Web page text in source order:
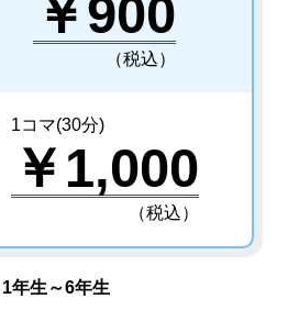
￥900
（税込）
1コマ(30分)
￥1,000
（税込）
年生～6年生